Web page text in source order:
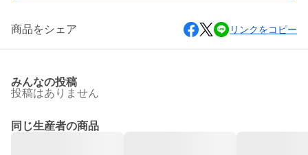
商品をシェア リンクをコピー
みんなの投稿
投稿はありません
同じ生産者の商品